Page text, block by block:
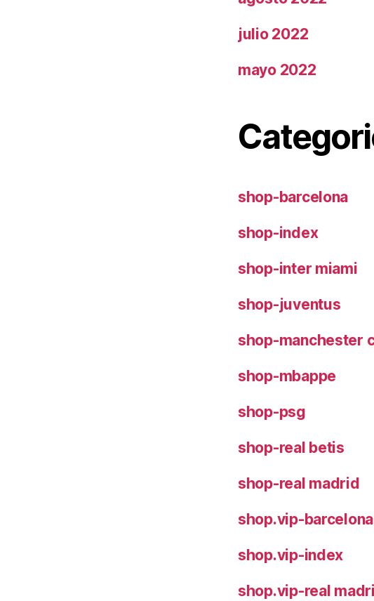
julio 2022
mayo 2022
shop-barcelona
shop-index
shop-inter miami
shop-juventus
shop-manchester
shop-mbappe
shop-psg
shop-real betis
shop-real madrid
shop.vip-barcelona
shop.vip-index
shop.vip-real